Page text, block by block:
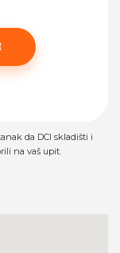
da DCI skladišti i
na vaš upit.